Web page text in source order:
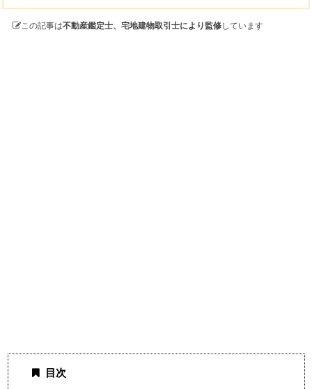
この記事は不動産鑑定士、宅地建物取引士により監修しています
目次